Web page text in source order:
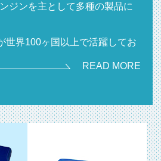
ジンを主として多種の製品に
世界100ヶ国以上で活躍してお
READ MORE